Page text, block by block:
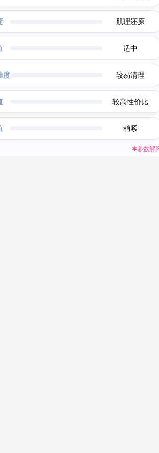
肌理还原
适中
度 较易清理
较高性价比
稍紧
✱参数解